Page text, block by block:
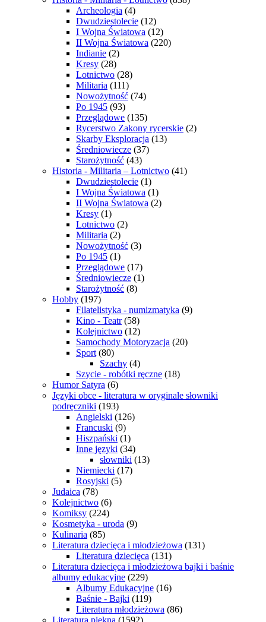
Archeologia (4)
Dwudziestolecie (12)
I Wojna Światowa (12)
II Wojna Światowa (220)
Indianie (2)
Kresy (28)
Lotnictwo (28)
Militaria (111)
Nowożytność (74)
Po 1945 (93)
Przeglądowe (135)
Rycerstwo Zakony rycerskie (2)
Skarby Eksploracja (13)
Średniowiecze (37)
Starożytność (43)
Historia - Militaria – Lotnictwo (41)
Dwudziestolecie (1)
I Wojna Światowa (1)
II Wojna Światowa (2)
Kresy (1)
Lotnictwo (2)
Militaria (2)
Nowożytność (3)
Po 1945 (1)
Przeglądowe (17)
Średniowiecze (1)
Starożytność (8)
Hobby (197)
Filatelistyka - numizmatyka (9)
Kino - Teatr (58)
Kolejnictwo (12)
Samochody Motoryzacja (20)
Sport (80)
Szachy (4)
Szycie - robótki ręczne (18)
Humor Satyra (6)
Języki obce - literatura w oryginale słowniki
podręczniki (193)
Angielski (126)
Francuski (9)
Hiszpański (1)
Inne języki (34)
słowniki (13)
Niemiecki (17)
Rosyjski (5)
Judaica (78)
Kolejnictwo (6)
Komiksy (224)
Kosmetyka - uroda (9)
Kulinaria (85)
Literatura dziecięca i młodzieżowa (131)
Literatura dziecięca (131)
Literatura dziecięca i młodzieżowa bajki i baśnie
albumy edukacyjne (229)
Albumy Edukacyjne (16)
Baśnie - Bajki (119)
Literatura młodzieżowa (86)
Literatura piękna (1592)